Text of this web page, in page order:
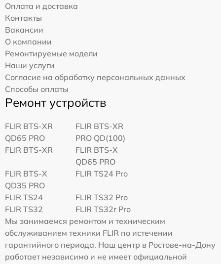
Оплата и доставка
Контакты
Вакансии
О компании
Ремонтируемые модели
Наши услуги
Согласие на обработку персональных данных
Способы оплаты
Ремонт устройств
FLIR BTS-XR
QD65 PRO
FLIR BTS-XR
PRO QD(100)
FLIR BTS-XR
FLIR BTS-X
QD65 PRO
FLIR BTS-X
QD35 PRO
FLIR TS24 Pro
FLIR TS24
FLIR TS32 Pro
FLIR TS32
FLIR TS32r Pro
Мы занимаемся ремонтом и техническим
обслуживанием техники FLIR по истечении
гарантийного периода. Наш центр в Ростове-на-Дону
работает независимо и не имеет официальной